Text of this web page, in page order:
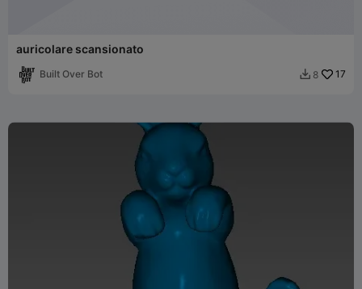
auricolare scansionato
Built Over Bot  8 17